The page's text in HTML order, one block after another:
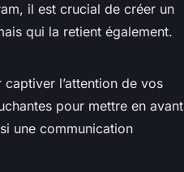
il est crucial de créer un
qui la retient également.
l’attention de vos
pour mettre en avant
une communication